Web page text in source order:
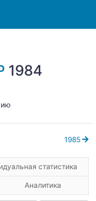
1984
1985
статистика
Аналитика